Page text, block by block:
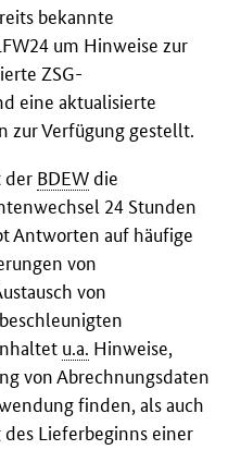
bekannte
um Hinweise zur
ZSG-
eine aktualisierte
Verfügung gestellt.
der BDEWdie
24 Stunden
Antworten auf häufige
von
von
u.a. Hinweise,
von Abrechnungsdaten
finden, als auch
Lieferbeginns einer